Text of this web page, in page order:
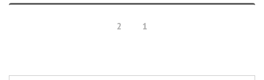
1
2